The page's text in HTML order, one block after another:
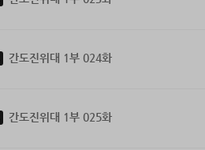
간도진위대 1부 024화
간도진위대 1부 025화